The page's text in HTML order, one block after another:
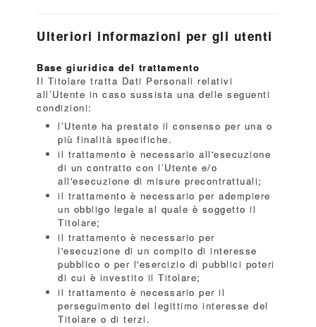
Ulteriori informazioni per gli utenti
Base giuridica del trattamento
Il Titolare tratta Dati Personali relativi
all’Utente in caso sussista una delle seguenti
condizioni:
l’Utente ha prestato il consenso per una o
più finalità specifiche.
il trattamento è necessario all'esecuzione
di un contratto con l’Utente e/o
all'esecuzione di misure precontrattuali;
il trattamento è necessario per adempiere
un obbligo legale al quale è soggetto il
Titolare;
il trattamento è necessario per
l'esecuzione di un compito di interesse
pubblico o per l'esercizio di pubblici poteri
di cui è investito il Titolare;
il trattamento è necessario per il
perseguimento del legittimo interesse del
Titolare o di terzi.